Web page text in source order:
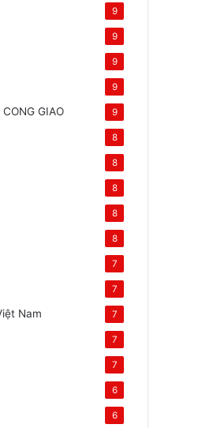
9
9
9
9
GIAO 9
8
8
8
8
8
7
7
Nam 7
7
7
6
6